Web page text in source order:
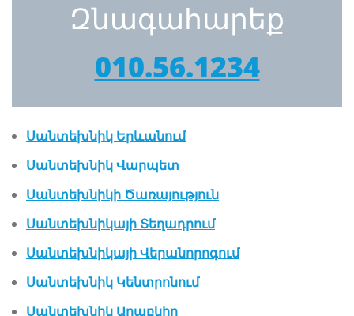
Զնագահարեք
010.56.1234
Սանտեխնիկ Երևանում
Սանտեխնիկ Վարպետ
Սանտեխնիկի Ծառայություն
Սանտեխնիկայի Տեղադրում
Սանտեխնիկայի Վերանորոգում
Սանտեխնիկ Կենտրոնում
Սանտեխնիկ Արաբկիր